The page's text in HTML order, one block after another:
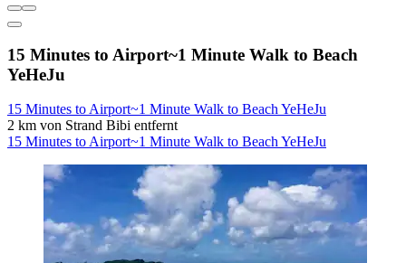
15 Minutes to Airport~1 Minute Walk to Beach
YeHeJu
15 Minutes to Airport~1 Minute Walk to Beach YeHeJu
2 km von Strand Bibi entfernt
15 Minutes to Airport~1 Minute Walk to Beach YeHeJu